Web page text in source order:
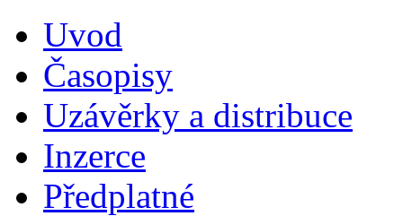
Uvod
Časopisy
Uzávěrky a distribuce
Inzerce
Předplatné